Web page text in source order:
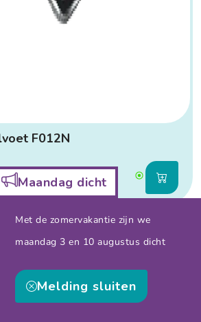
F012N
Maandag dicht
Met de zomervakantie zijn we
maandag 3 en 10 augustus dicht
Melding sluiten